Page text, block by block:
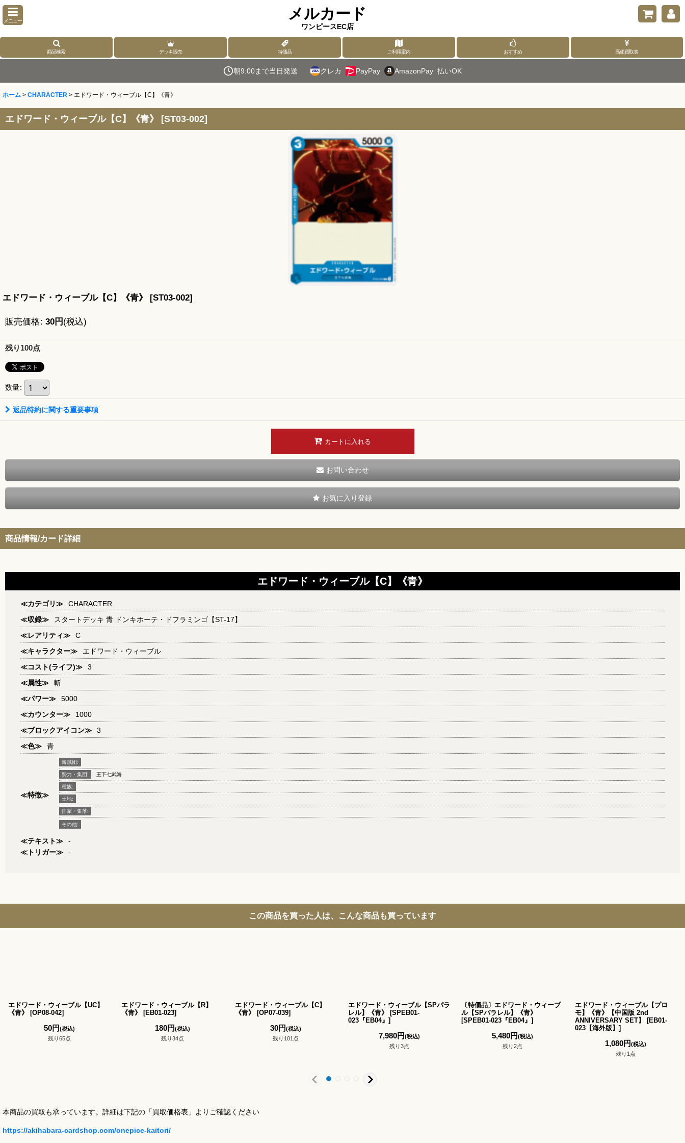
メニュー メルカード
ワンピースEC店
商品検索 デッキ販売 特価品 ご利用案内 おすすめ 高価買取表
朝9:00まで当日発送 クレカ PayPay AmazonPay 払いOK
ホーム > CHARACTER > エドワード・ウィーブル【C】《青》
エドワード・ウィーブル【C】《青》 [ST03-002]
エドワード・ウィーブル【C】《青》 [ST03-002]
販売価格: 30円 (税込)
残り100点
数量:
返品特約に関する重要事項
カートに入れる
お問い合わせ
お気に入り登録
商品情報/カード詳細
エドワード・ウィーブル【C】《青》
≪カテゴリ≫
CHARACTER
≪収録≫
スタートデッキ 青 ドンキホーテ・ドフラミンゴ【ST-17】
≪レアリティ≫
C
≪キャラクター≫
エドワード・ウィーブル
≪コスト(ライフ)≫
3
≪属性≫
斬
≪パワー≫
5000
≪カウンター≫
1000
≪ブロックアイコン≫
3
≪色≫
青
≪特徴≫
海賊団:
勢力・集団: 王下七武海
種族:
土地:
国家・集落:
その他:
≪テキスト≫
-
≪トリガー≫
-
この商品を買った人は、こんな商品も買っています
エドワード・ウィーブル【UC】
《青》
[OP08-042]
50円(税込)
残り65点
エドワード・ウィーブル【R】
《青》
[EB01-023]
180円(税込)
残り34点
エドワード・ウィーブル【C】
《青》
[OP07-039]
30円(税込)
残り101点
エドワード・ウィーブル【SPパラ
レル】《青》
[SPEB01-
023『EB04』 ]
7,980円(税込)
残り3点
〔特価品〕エドワード・ウィーブ
ル【SPパラレル】《青》
[SPEB01-023『EB04』]
5,480円(税込)
残り2点
エドワード・ウィーブル【プロ
モ】《青》【中国版 2nd
ANNIVERSARY SET】
[EB01-
023【海外版】 ]
1,080円(税込)
残り1点
本商品の買取も承っています。詳細は下記の「買取価格表」よりご確認ください
https://akihabara-cardshop.com/onepice-kaitori/